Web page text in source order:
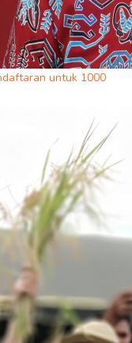
untuk 1000